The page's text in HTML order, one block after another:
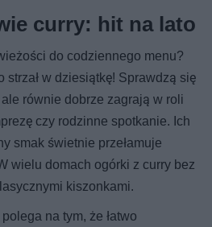
curry: hit na lato
do codziennego menu?
strzał w dziesiątkę! Sprawdzą się
równie dobrze zagrają w roli
czy rodzinne spotkanie. Ich
smak świetnie przełamuje
wielu domach ogórki z curry bez
kiszonkami.
na tym, że łatwo